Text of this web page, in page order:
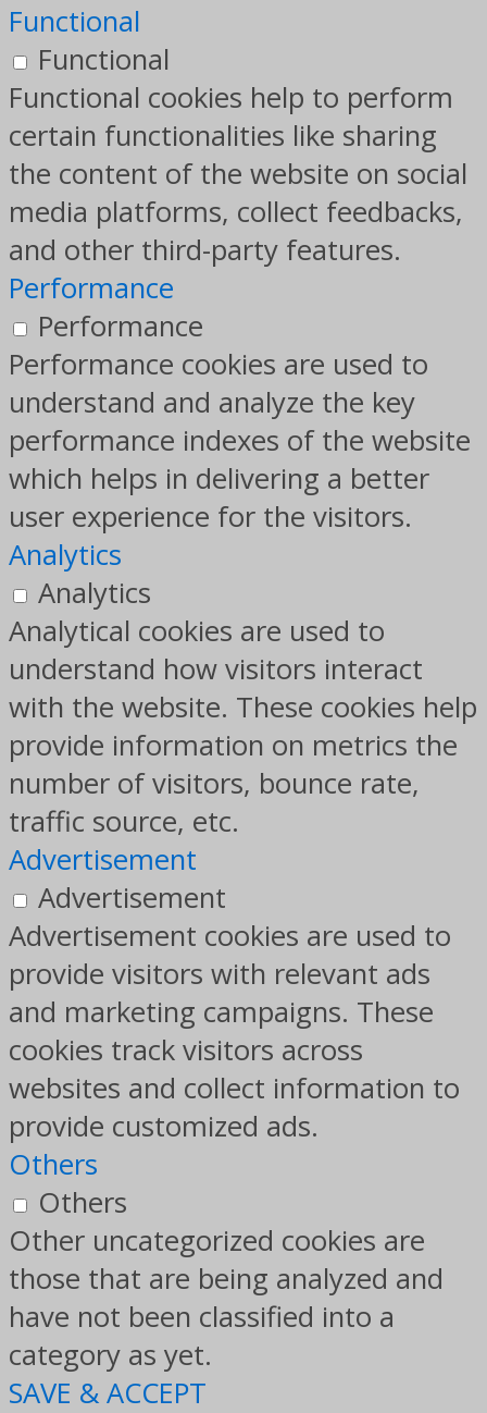
Functional
Functional
Functional cookies help to perform
certain functionalities like sharing
the content of the website on social
media platforms, collect feedbacks,
and other third-party features.
Performance
Performance
Performance cookies are used to
understand and analyze the key
performance indexes of the website
which helps in delivering a better
user experience for the visitors.
Analytics
Analytics
Analytical cookies are used to
understand how visitors interact
with the website. These cookies help
provide information on metrics the
number of visitors, bounce rate,
traffic source, etc.
Advertisement
Advertisement
Advertisement cookies are used to
provide visitors with relevant ads
and marketing campaigns. These
cookies track visitors across
websites and collect information to
provide customized ads.
Others
Others
Other uncategorized cookies are
those that are being analyzed and
have not been classified into a
category as yet.
SAVE & ACCEPT